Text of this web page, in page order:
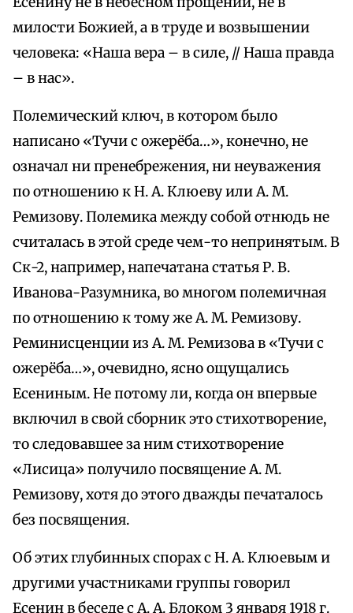
милости Божией, а в труде и возвышении
человека: «Наша вера – в силе, // Наша правда
– в нас».
Полемический ключ, в котором было
написано «Тучи с ожерёба…», конечно, не
означал ни пренебрежения, ни неуважения
по отношению к Н. А. Клюеву или А. М.
Ремизову. Полемика между собой отнюдь не
считалась в этой среде чем-то непринятым. В
Ск-2, например, напечатана статья Р. В.
Иванова-Разумника, во многом полемичная
по отношению к тому же А. М. Ремизову.
Реминисценции из А. М. Ремизова в «Тучи с
ожерёба…», очевидно, ясно ощущались
Есениным. Не потому ли, когда он впервые
включил в свой сборник это стихотворение,
то следовавшее за ним стихотворение
«Лисица» получило посвящение А. М.
Ремизову, хотя до этого дважды печаталось
без посвящения.
Об этих глубинных спорах с Н. А. Клюевым и
другими участниками группы говорил
Есенин в беседе с А. А. Блоком 3 января 1918 г.